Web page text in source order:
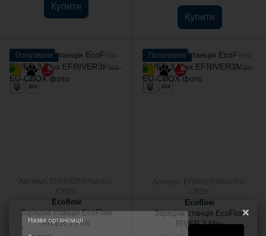
Купити
Купити
Популярне
CBOX
Ecoflow
Зарядна станція EcoFlow
RIVER 3 Plus
Популярне
CBOX
Ecoflow
Зарядна станція EcoFlow
RIVER 3 Max
×